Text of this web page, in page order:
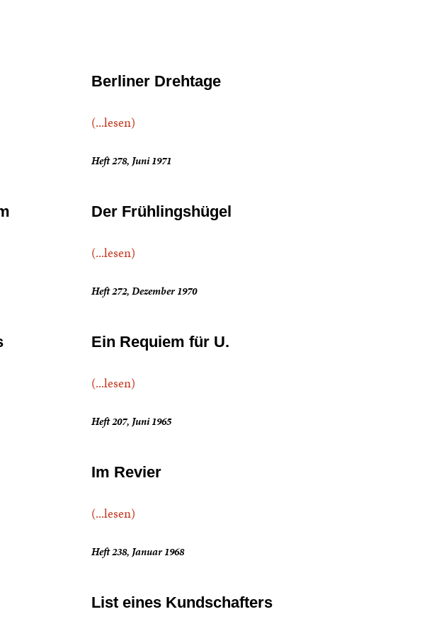
Berliner Drehtage
(...lesen)
Heft 278, Juni 1971
Der Frühlingshügel
(...lesen)
Heft 272, Dezember 1970
Ein Requiem für U.
(...lesen)
Heft 207, Juni 1965
Im Revier
(...lesen)
Heft 238, Januar 1968
List eines Kundschafters